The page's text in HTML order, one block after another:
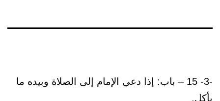
-3- 15 – باب: إذا دعي الإمام إلى الصلاة وبيده ما
يأكل.